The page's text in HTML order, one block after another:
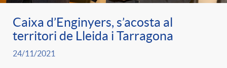
Caixa d’Enginyers, s’acosta al
territori de Lleida i Tarragona
24/11/2021